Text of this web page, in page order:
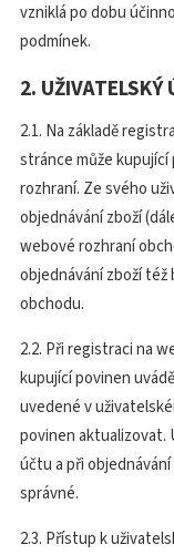
vzniklá po dobu
podmínek.
2. UŽIVATELSKÝ
2.1. Na základě
stránce může
rozhraní. Ze svého
objednávání zboží
webové rozhraní
objednávání zboží
obchodu.
2.2. Při registraci na
kupující povinen
uvedené v
povinen aktualizovat.
účtu a při
správné.
2.3. Přístup k